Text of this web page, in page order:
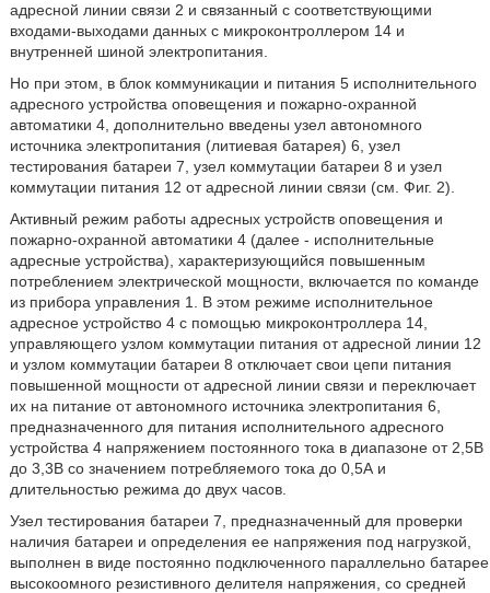
адресной линии связи 2 и связанный с соответствующими
входами-выходами данных с микроконтроллером 14 и
внутренней шиной электропитания.
Но при этом, в блок коммуникации и питания 5 исполнительного
адресного устройства оповещения и пожарно-охранной
автоматики 4, дополнительно введены узел автономного
источника электропитания (литиевая батарея) 6, узел
тестирования батареи 7, узел коммутации батареи 8 и узел
коммутации питания 12 от адресной линии связи (см. Фиг. 2).
Активный режим работы адресных устройств оповещения и
пожарно-охранной автоматики 4 (далее - исполнительные
адресные устройства), характеризующийся повышенным
потреблением электрической мощности, включается по команде
из прибора управления 1. В этом режиме исполнительное
адресное устройство 4 с помощью микроконтроллера 14,
управляющего узлом коммутации питания от адресной линии 12
и узлом коммутации батареи 8 отключает свои цепи питания
повышенной мощности от адресной линии связи и переключает
их на питание от автономного источника электропитания 6,
предназначенного для питания исполнительного адресного
устройства 4 напряжением постоянного тока в диапазоне от 2,5В
до 3,3В со значением потребляемого тока до 0,5А и
длительностью режима до двух часов.
Узел тестирования батареи 7, предназначенный для проверки
наличия батареи и определения ее напряжения под нагрузкой,
выполнен в виде постоянно подключенного параллельно батарее
высокоомного резистивного делителя напряжения, со средней